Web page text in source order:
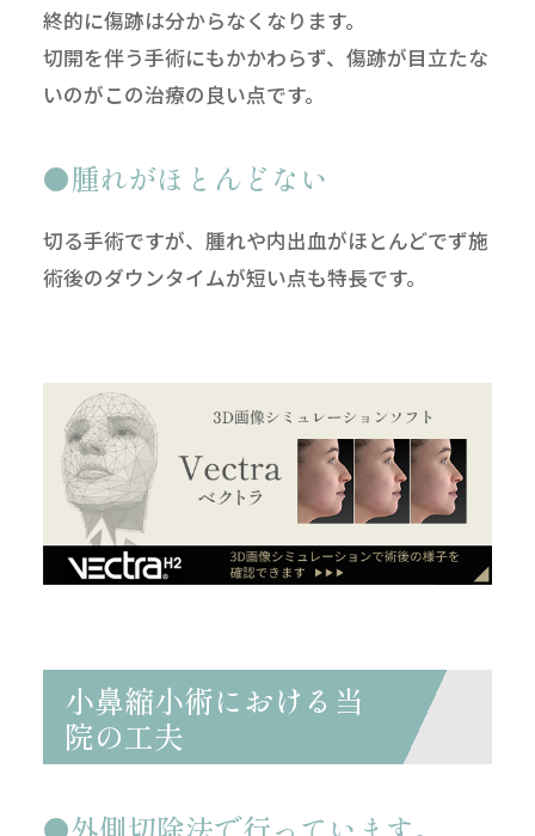
終的に傷跡は分からなくなります。
切開を伴う手術にもかかわらず、傷跡が目立たな
いのがこの治療の良い点です。
腫れがほとんどない
切る手術ですが、腫れや内出血がほとんどでず施
術後のダウンタイムが短い点も特長です。
小鼻縮小術における当
院の工夫